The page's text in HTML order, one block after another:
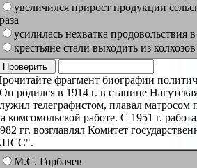
увеличился прирост продукции
раза
усилилась нехватка продовольствия
крестьяне стали выходить из колхозов
фрагмент биографии
родился в 1914 г. в станице
телеграфистом, плавал
комсомольской работе. С 1951 г.
гг. возглавлял Комитет
М.С. Горбачев